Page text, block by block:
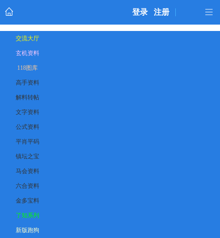
登录 注册
交流大厅
玄机资料
118图库
高手资料
解料转帖
文字资料
公式资料
平肖平码
镇坛之宝
马会资料
六合资料
金多宝料
了知系列
新版跑狗